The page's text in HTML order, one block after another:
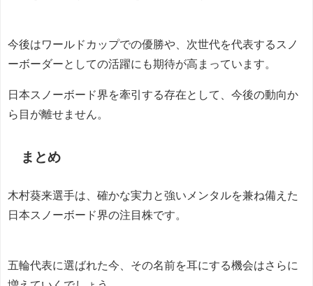
今後はワールドカップでの優勝や、次世代を代表するスノ
ーボーダーとしての活躍にも期待が高まっています。
日本スノーボード界を牽引する存在として、今後の動向か
ら目が離せません。
まとめ
木村葵来選手は、確かな実力と強いメンタルを兼ね備えた
日本スノーボード界の注目株です。
五輪代表に選ばれた今、その名前を耳にする機会はさらに